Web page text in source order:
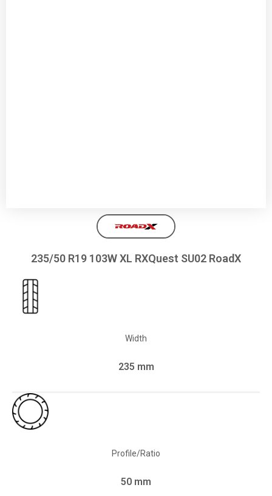
235/50 R19 103W XL RXQuest SU02 RoadX
Width
235 mm
Profile/Ratio
50 mm